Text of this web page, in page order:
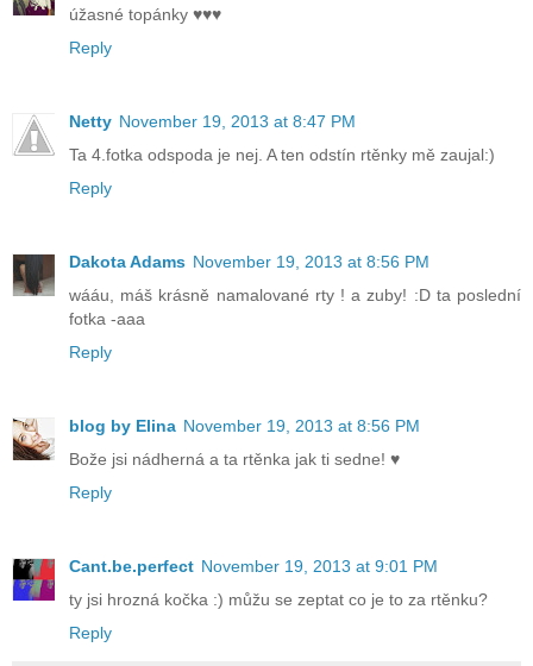
úžasné topánky ♥♥♥
Reply
Netty November 19, 2013 at 8:47 PM
Ta 4.fotka odspoda je nej. A ten odstín rtěnky mě zaujal:)
Reply
Dakota Adams November 19, 2013 at 8:56 PM
wááu, máš krásně namalované rty ! a zuby! :D ta poslední
fotka -aaa
Reply
blog by Elina November 19, 2013 at 8:56 PM
Bože jsi nádherná a ta rtěnka jak ti sedne! ♥
Reply
Cant.be.perfect November 19, 2013 at 9:01 PM
ty jsi hrozná kočka :) můžu se zeptat co je to za rtěnku?
Reply